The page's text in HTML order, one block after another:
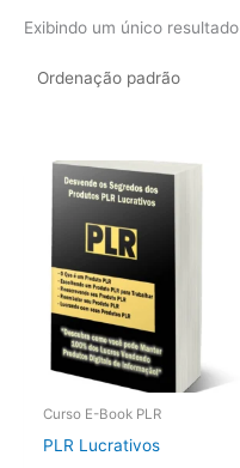
Exibindo um único resultado
Curso E-Book PLR
PLR Lucrativos